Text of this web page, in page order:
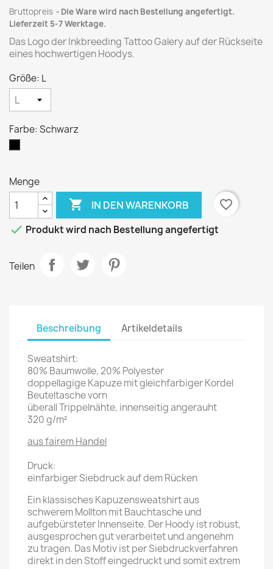
Bruttopreis
Die Ware wird nach Bestellung angefertigt.
Lieferzeit 5-7 Werktage.
Das Logo der Inkbreeding Tattoo Galery auf der Rückseite
eines hochwertigen Hoodys.
Größe: L
Farbe: Schwarz
Menge
 IN DEN WARENKORB
favorite_border
 Produkt wird nach Bestellung angefertigt
Teilen
Beschreibung Artikeldetails
Sweatshirt:
80% Baumwolle, 20% Polyester
doppellagige Kapuze mit gleichfarbiger Kordel
Beuteltasche vorn
überall Trippelnähte, innenseitig angerauht
320 g/m²
aus fairem Handel
Druck:
einfarbiger Siebdruck auf dem Rücken
Ein klassisches Kapuzensweatshirt aus
schwerem Mollton mit Bauchtasche und
aufgebürsteter Innenseite. Der Hoody ist robust,
ausgesprochen gut verarbeitet und angenehm
zu tragen. Das Motiv ist per Siebdruckverfahren
direkt in den Stoff eingedruckt und somit extrem